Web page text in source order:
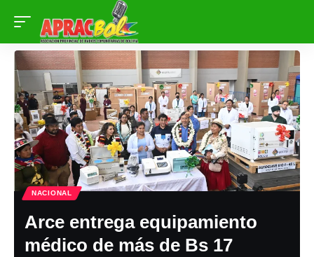
NACIONAL
Arce entrega equipamiento
médico de más de Bs 17